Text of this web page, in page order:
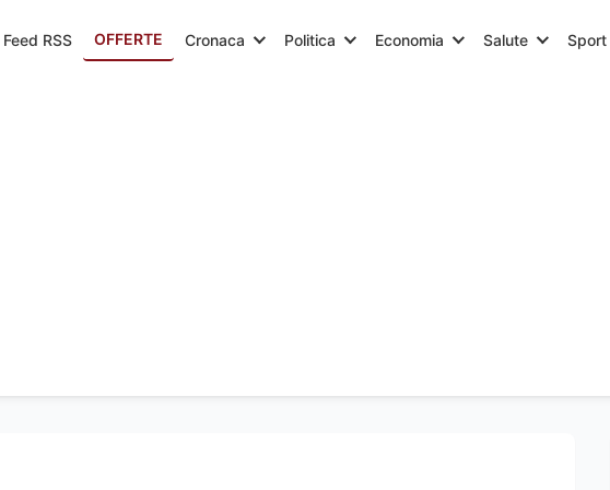
Feed RSS OFFERTE Cronaca Politica Economia Salute Sport